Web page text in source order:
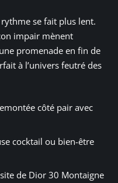
se fait plus lent.
impair mènent
promenade en fin de
à l’univers feutré des
côté pair avec
cocktail ou bien-être
de Dior 30 Montaigne